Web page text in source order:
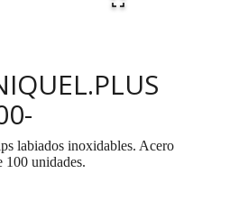
labiados inoxidables. Acero
100 unidades.